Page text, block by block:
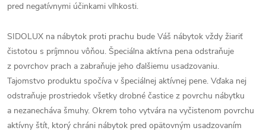
pred negatívnymi účinkami vlhkosti.
SIDOLUX na nábytok proti prachu bude Váš nábytok vždy žiariť
čistotou s príjmnou vôňou. Špeciálna aktívna pena odstraňuje
z povrchov prach a zabraňuje jeho ďalšiemu usadzovaniu.
Tajomstvo produktu spočíva v špeciálnej aktívnej pene. Vďaka nej
odstraňuje prostriedok všetky drobné častice z povrchu nábytku
a nezanecháva šmuhy. Okrem toho vytvára na vyčistenom povrchu
aktívny štít, ktorý chráni nábytok pred opätovným usadzovaním